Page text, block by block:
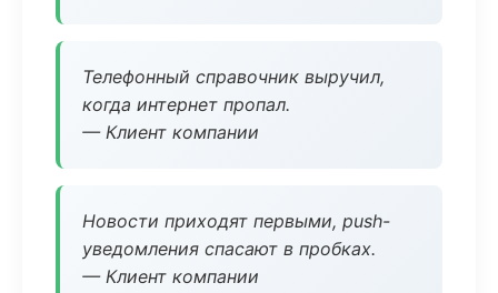
Телефонный справочник выручил,
когда интернет пропал.
— Клиент компании
Новости приходят первыми, push-
уведомления спасают в пробках.
— Клиент компании